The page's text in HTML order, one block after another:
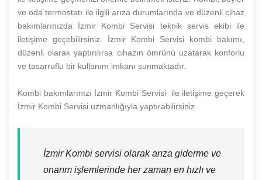
ve oda termostatı ile ilgili arıza durumlarında ve düzenli cihaz
bakımlarınızda İzmir Kombi Servisi teknik servis ekibi ile
iletişime geçebilirsiniz. İzmir Kombi Servisi kombi bakımı,
düzenli olarak yaptırılırsa cihazın ömrünü uzatarak konforlu
ve tasarruflu bir kullanım imkanı sunmaktadır.
Kombi bakımlarınızı İzmir Kombi Servisi ile iletişime geçerek
İzmir Kombi Servisi uzmanlığıyla yaptırabilirsiniz.
İzmir Kombi servisi olarak arıza giderme ve
onarım işlemlerinde her zaman en hızlı ve